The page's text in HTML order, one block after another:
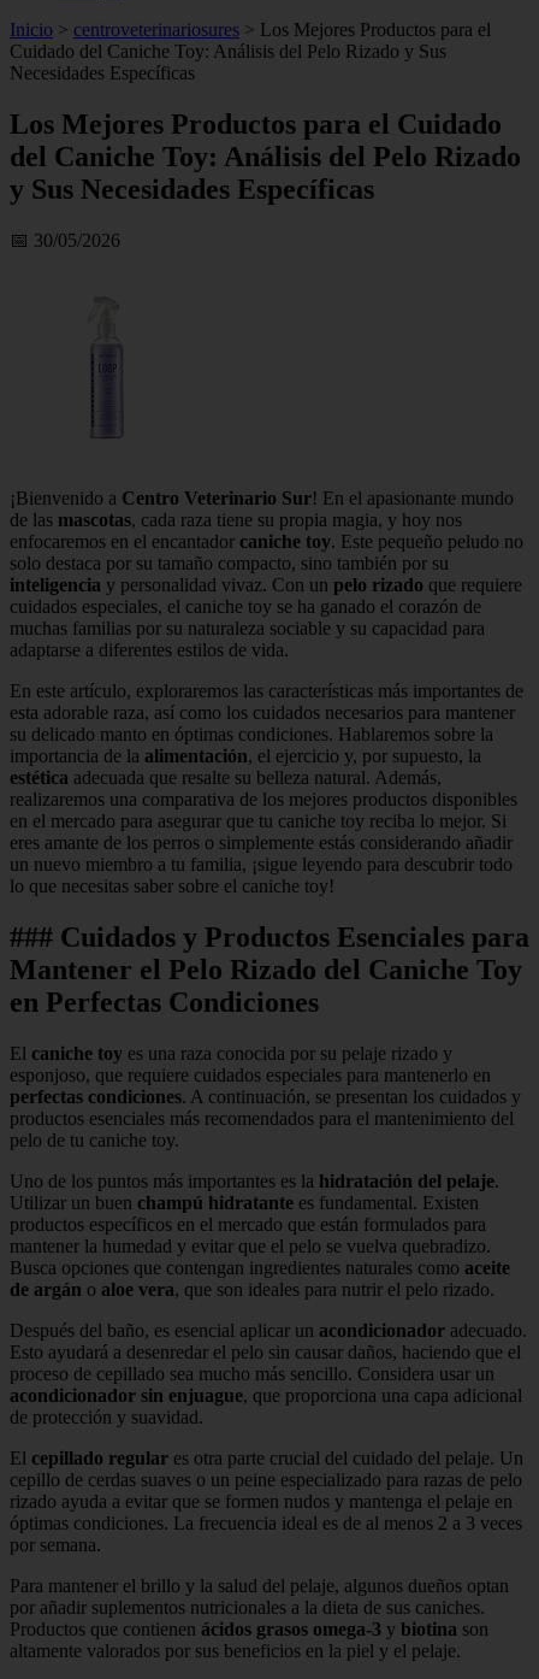
Inicio > centroveterinariosures > Los Mejores Productos para el
Cuidado del Caniche Toy: Análisis del Pelo Rizado y Sus
Necesidades Específicas
Los Mejores Productos para el Cuidado
del Caniche Toy: Análisis del Pelo Rizado
y Sus Necesidades Específicas
📅 30/05/2026
¡Bienvenido a Centro Veterinario Sur! En el apasionante mundo
de las mascotas, cada raza tiene su propia magia, y hoy nos
enfocaremos en el encantador caniche toy. Este pequeño peludo no
solo destaca por su tamaño compacto, sino también por su
inteligencia y personalidad vivaz. Con un pelo rizado que requiere
cuidados especiales, el caniche toy se ha ganado el corazón de
muchas familias por su naturaleza sociable y su capacidad para
adaptarse a diferentes estilos de vida.
En este artículo, exploraremos las características más importantes de
esta adorable raza, así como los cuidados necesarios para mantener
su delicado manto en óptimas condiciones. Hablaremos sobre la
importancia de la alimentación, el ejercicio y, por supuesto, la
estética adecuada que resalte su belleza natural. Además,
realizaremos una comparativa de los mejores productos disponibles
en el mercado para asegurar que tu caniche toy reciba lo mejor. Si
eres amante de los perros o simplemente estás considerando añadir
un nuevo miembro a tu familia, ¡sigue leyendo para descubrir todo
lo que necesitas saber sobre el caniche toy!
### Cuidados y Productos Esenciales para
Mantener el Pelo Rizado del Caniche Toy
en Perfectas Condiciones
El caniche toy es una raza conocida por su pelaje rizado y
esponjoso, que requiere cuidados especiales para mantenerlo en
perfectas condiciones. A continuación, se presentan los cuidados y
productos esenciales más recomendados para el mantenimiento del
pelo de tu caniche toy.
Uno de los puntos más importantes es la hidratación del pelaje.
Utilizar un buen champú hidratante es fundamental. Existen
productos específicos en el mercado que están formulados para
mantener la humedad y evitar que el pelo se vuelva quebradizo.
Busca opciones que contengan ingredientes naturales como aceite
de argán o aloe vera, que son ideales para nutrir el pelo rizado.
Después del baño, es esencial aplicar un acondicionador adecuado.
Esto ayudará a desenredar el pelo sin causar daños, haciendo que el
proceso de cepillado sea mucho más sencillo. Considera usar un
acondicionador sin enjuague, que proporciona una capa adicional
de protección y suavidad.
El cepillado regular es otra parte crucial del cuidado del pelaje. Un
cepillo de cerdas suaves o un peine especializado para razas de pelo
rizado ayuda a evitar que se formen nudos y mantenga el pelaje en
óptimas condiciones. La frecuencia ideal es de al menos 2 a 3 veces
por semana.
Para mantener el brillo y la salud del pelaje, algunos dueños optan
por añadir suplementos nutricionales a la dieta de sus caniches.
Productos que contienen ácidos grasos omega-3 y biotina son
altamente valorados por sus beneficios en la piel y el pelaje.